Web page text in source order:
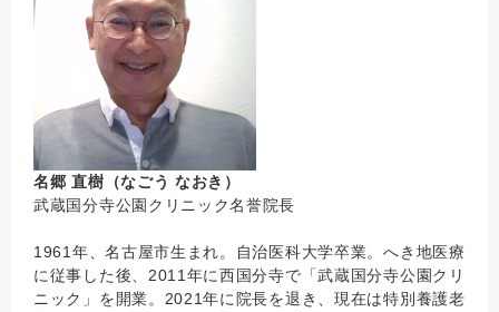
名郷 直樹（なごう なおき）
武蔵国分寺公園クリニック名誉院長
1961年、名古屋市生まれ。自治医科大学卒業。へき地医療
に従事した後、2011年に西国分寺で「武蔵国分寺公園クリ
ニック」を開業。2021年に院長を退き、現在は特別養護老